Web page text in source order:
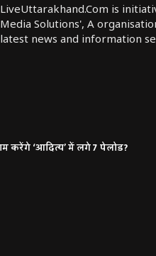
LiveUttarakhand.Com is
Media Solutions', A
latest news and information
करेंगे ‘आदित्य’ में लगे 7 पेलोड?